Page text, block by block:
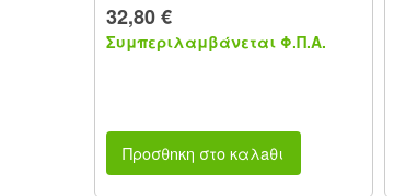
32,80 €
Συμπεριλαμβάνεται Φ.Π.Α.
Προσθnκη στο καλaθι